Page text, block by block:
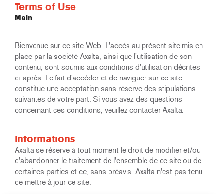
Terms of Use
Main
Bienvenue sur ce site Web. L'accès au présent site mis en
place par la société Axalta, ainsi que l'utilisation de son
contenu, sont soumis aux conditions d'utilisation décrites
ci-après. Le fait d'accéder et de naviguer sur ce site
constitue une acceptation sans réserve des stipulations
suivantes de votre part. Si vous avez des questions
concernant ces conditions, veuillez contacter Axalta.
Informations
Axalta se réserve à tout moment le droit de modifier et/ou
d'abandonner le traitement de l'ensemble de ce site ou de
certaines parties et ce, sans préavis. Axalta n'est pas tenu
de mettre à jour ce site.